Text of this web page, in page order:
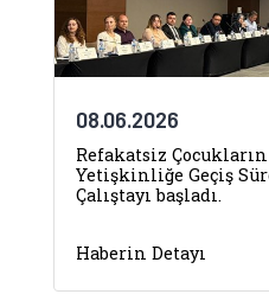
08.06.2026
Refakatsiz
Yetişkinliğe Geçiş
Çalıştayı başladı.
Haberin Detayı